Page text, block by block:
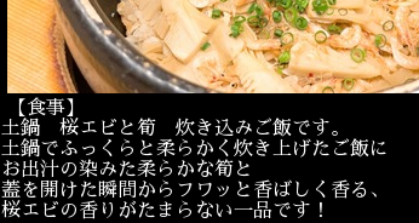
【食事】
土鍋 桜エビと筍 炊き込みご飯です。
土鍋でふっくらと柔らかく炊き上げたご飯に
お出汁の染みた柔らかな筍と
蓋を開けた瞬間からフワッと香ばしく香る、
桜エビの香りがたまらない一品です！